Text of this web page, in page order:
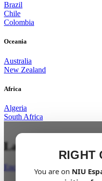
Brazil
Chile
Colombia
Oceania
Australia
New Zealand
Africa
Algeria
South Africa
RIGHT
You are on NIU
La ciudad es tu
Encuentra tu concesionario